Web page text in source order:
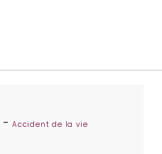
- Accident de la vie